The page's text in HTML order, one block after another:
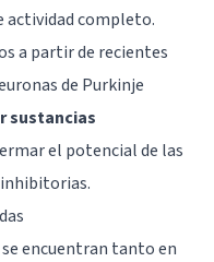
actividad completo.
a partir de recientes
de Purkinje
sustancias
el potencial de las
se encuentran tanto en